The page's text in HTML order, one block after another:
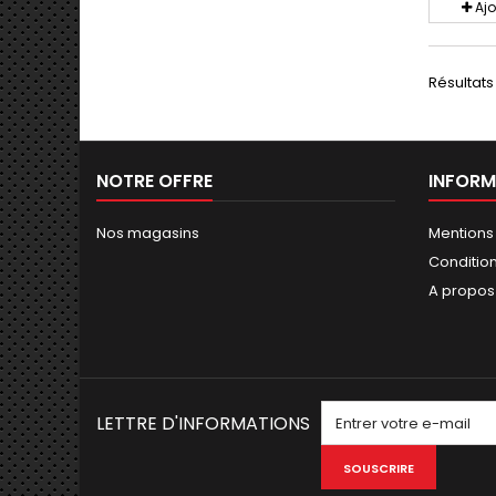
Résultats
NOTRE OFFRE
Nos magasins
A propos
LETTRE D'INFORMATIONS
SOUSCRIRE